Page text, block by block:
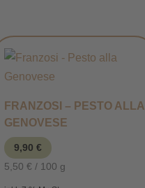
FRANZOSI – PESTO ALLA
GENOVESE
9,90€
5,50€ / 100 g